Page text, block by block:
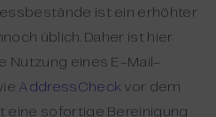
ist ein erhöhter
üblich. Daher ist hier
Nutzung eines E-Mail-
AddressCheck vor dem
eine sofortige Bereinigung